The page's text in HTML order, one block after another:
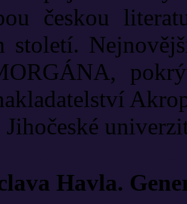
českou
století.
Havla.